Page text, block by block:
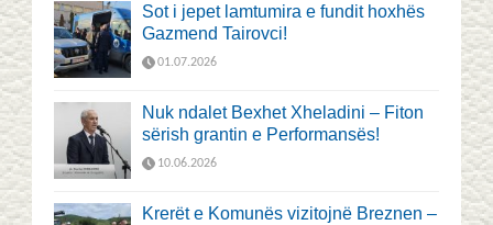
Sot i jepet lamtumira e fundit hoxhës
Gazmend Tairovci!
01.07.2026
Nuk ndalet Bexhet Xheladini – Fiton
sërish grantin e Performansës!
10.06.2026
Krerët e Komunës vizitojnë Breznen –